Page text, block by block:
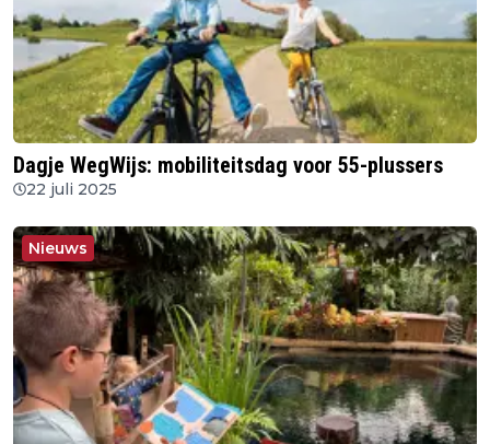
Dagje WegWijs: mobiliteitsdag voor 55-plussers
22 juli 2025
Nieuws